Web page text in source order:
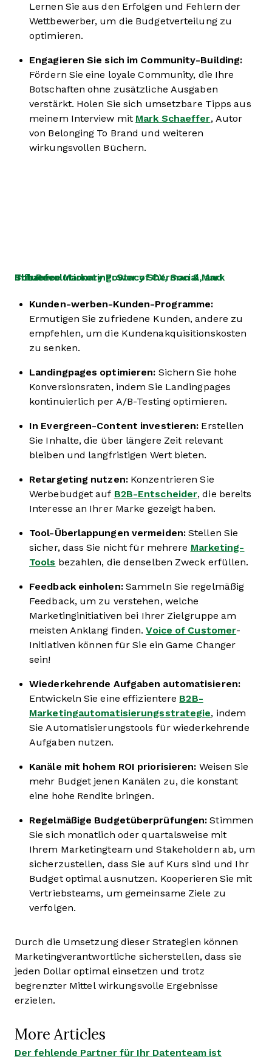
Lernen Sie aus den Erfolgen und Fehlern der
Wettbewerber, um die Budgetverteilung zu
optimieren.
Engagieren Sie sich im Community-Building:
Fördern Sie eine loyale Community, die Ihre
Botschaften ohne zusätzliche Ausgaben
verstärkt. Holen Sie sich umsetzbare Tipps aus
meinem Interview mit Mark Schaeffer, Autor
von Belonging To Brand und weiteren
wirkungsvollen Büchern.
The Revolutionary Power of CX, Social, and Influence Marketing: Stacy Sherman & Mark Schaefer
Kunden-werben-Kunden-Programme:
Ermutigen Sie zufriedene Kunden, andere zu
empfehlen, um die Kundenakquisitionskosten
zu senken.
Landingpages optimieren: Sichern Sie hohe
Konversionsraten, indem Sie Landingpages
kontinuierlich per A/B-Testing optimieren.
In Evergreen-Content investieren: Erstellen
Sie Inhalte, die über längere Zeit relevant
bleiben und langfristigen Wert bieten.
Retargeting nutzen:Konzentrieren Sie
Werbebudget auf B2B-Entscheider, die bereits
Interesse an Ihrer Marke gezeigt haben.
Tool-Überlappungen vermeiden:Stellen Sie
sicher, dass Sie nicht für mehrere Marketing-
Tools bezahlen, die denselben Zweck erfüllen.
Feedback einholen:Sammeln Sie regelmäßig
Feedback, um zu verstehen, welche
Marketinginitiativen bei Ihrer Zielgruppe am
meisten Anklang finden.Voice of Customer-
Initiativen können für Sie ein Game Changer
sein!
Wiederkehrende Aufgaben automatisieren:
Entwickeln Sie eine effizientere B2B-
Marketingautomatisierungsstrategie, indem
Sie Automatisierungstools für wiederkehrende
Aufgaben nutzen.
Kanäle mit hohem ROI priorisieren: Weisen Sie
mehr Budget jenen Kanälen zu, die konstant
eine hohe Rendite bringen.
Regelmäßige Budgetüberprüfungen: Stimmen
Sie sich monatlich oder quartalsweise mit
Ihrem Marketingteam und Stakeholdern ab, um
sicherzustellen, dass Sie auf Kurs sind und Ihr
Budget optimal ausnutzen. Kooperieren Sie mit
Vertriebsteams, um gemeinsame Ziele zu
verfolgen.
Durch die Umsetzung dieser Strategien können
Marketingverantwortliche sicherstellen, dass sie
jeden Dollar optimal einsetzen und trotz
begrenzter Mittel wirkungsvolle Ergebnisse
erzielen.
More Articles
Der fehlende Partner für Ihr Datenteam ist